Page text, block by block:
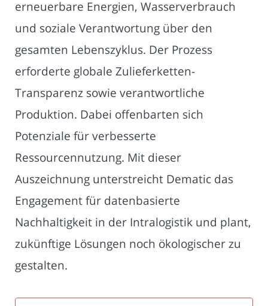
erneuerbare Energien, Wasserverbrauch
und soziale Verantwortung über den
gesamten Lebenszyklus. Der Prozess
erforderte globale Zulieferketten-
Transparenz sowie verantwortliche
Produktion. Dabei offenbarten sich
Potenziale für verbesserte
Ressourcennutzung. Mit dieser
Auszeichnung unterstreicht Dematic das
Engagement für datenbasierte
Nachhaltigkeit in der Intralogistik und plant,
zukünftige Lösungen noch ökologischer zu
gestalten.